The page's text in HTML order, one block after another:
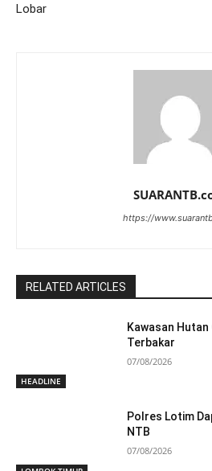
Lobar
https://
RELATED ARTICLES
HEADLINE
Kawasan Hutan
Terbakar
07/08/2026
Polres Lotim
NTB
07/08/2026